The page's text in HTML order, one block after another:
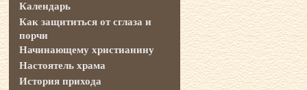
Календарь
Как защититься от сглаза и
порчи
Начинающему христианину
Настоятель храма
История прихода